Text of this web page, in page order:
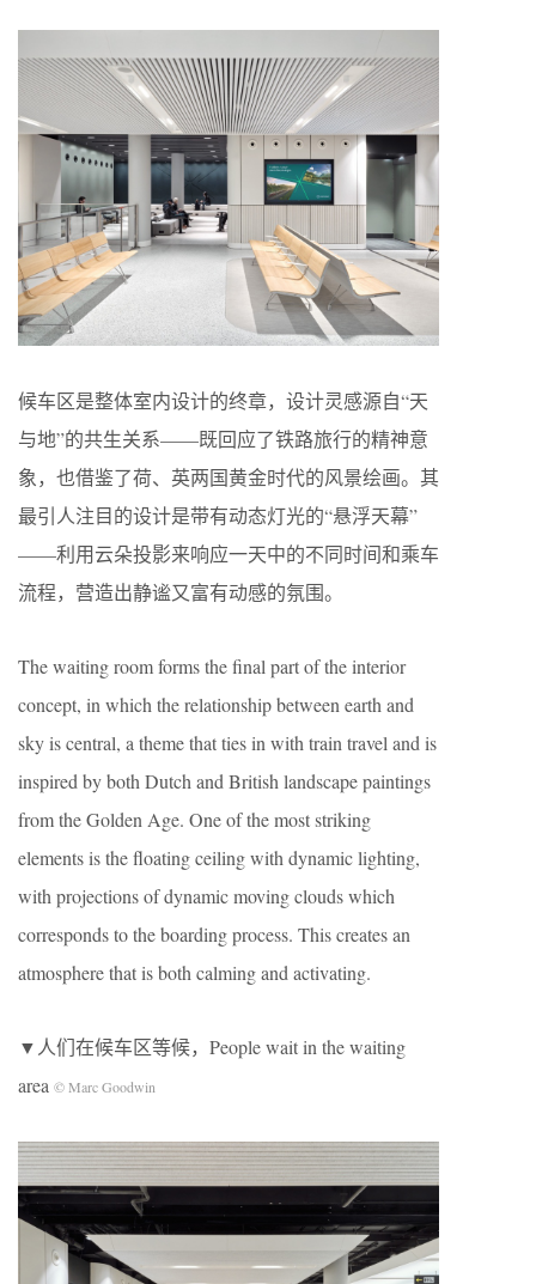
候车区是整体室内设计的终章，设计灵感源自“天
与地”的共生关系——既回应了铁路旅行的精神意
象，也借鉴了荷、英两国黄金时代的风景绘画。其
最引人注目的设计是带有动态灯光的“悬浮天幕”
——利用云朵投影来响应一天中的不同时间和乘车
流程，营造出静谧又富有动感的氛围。
The waiting room forms the final part of the interior
concept, in which the relationship between earth and
sky is central, a theme that ties in with train travel and is
inspired by both Dutch and British landscape paintings
from the Golden Age. One of the most striking
elements is the floating ceiling with dynamic lighting,
with projections of dynamic moving clouds which
corresponds to the boarding process. This creates an
atmosphere that is both calming and activating.
▼人们在候车区等候，People wait in the waiting
area © Marc Goodwin